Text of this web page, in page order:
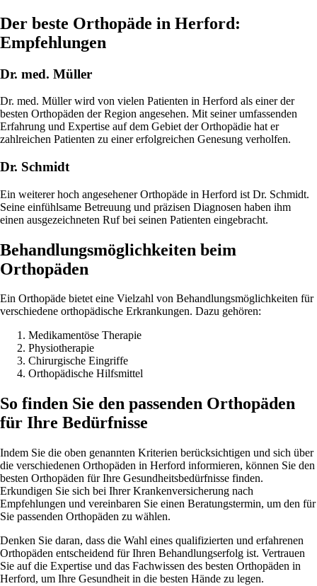
Der beste Orthopäde in Herford:
Empfehlungen
Dr. med. Müller
Dr. med. Müller wird von vielen Patienten in Herford als einer der
besten Orthopäden der Region angesehen. Mit seiner umfassenden
Erfahrung und Expertise auf dem Gebiet der Orthopädie hat er
zahlreichen Patienten zu einer erfolgreichen Genesung verholfen.
Dr. Schmidt
Ein weiterer hoch angesehener Orthopäde in Herford ist Dr. Schmidt.
Seine einfühlsame Betreuung und präzisen Diagnosen haben ihm
einen ausgezeichneten Ruf bei seinen Patienten eingebracht.
Behandlungsmöglichkeiten beim
Orthopäden
Ein Orthopäde bietet eine Vielzahl von Behandlungsmöglichkeiten für
verschiedene orthopädische Erkrankungen. Dazu gehören:
Medikamentöse Therapie
Physiotherapie
Chirurgische Eingriffe
Orthopädische Hilfsmittel
So finden Sie den passenden Orthopäden
für Ihre Bedürfnisse
Indem Sie die oben genannten Kriterien berücksichtigen und sich über
die verschiedenen Orthopäden in Herford informieren, können Sie den
besten Orthopäden für Ihre Gesundheitsbedürfnisse finden.
Erkundigen Sie sich bei Ihrer Krankenversicherung nach
Empfehlungen und vereinbaren Sie einen Beratungstermin, um den für
Sie passenden Orthopäden zu wählen.
Denken Sie daran, dass die Wahl eines qualifizierten und erfahrenen
Orthopäden entscheidend für Ihren Behandlungserfolg ist. Vertrauen
Sie auf die Expertise und das Fachwissen des besten Orthopäden in
Herford, um Ihre Gesundheit in die besten Hände zu legen.